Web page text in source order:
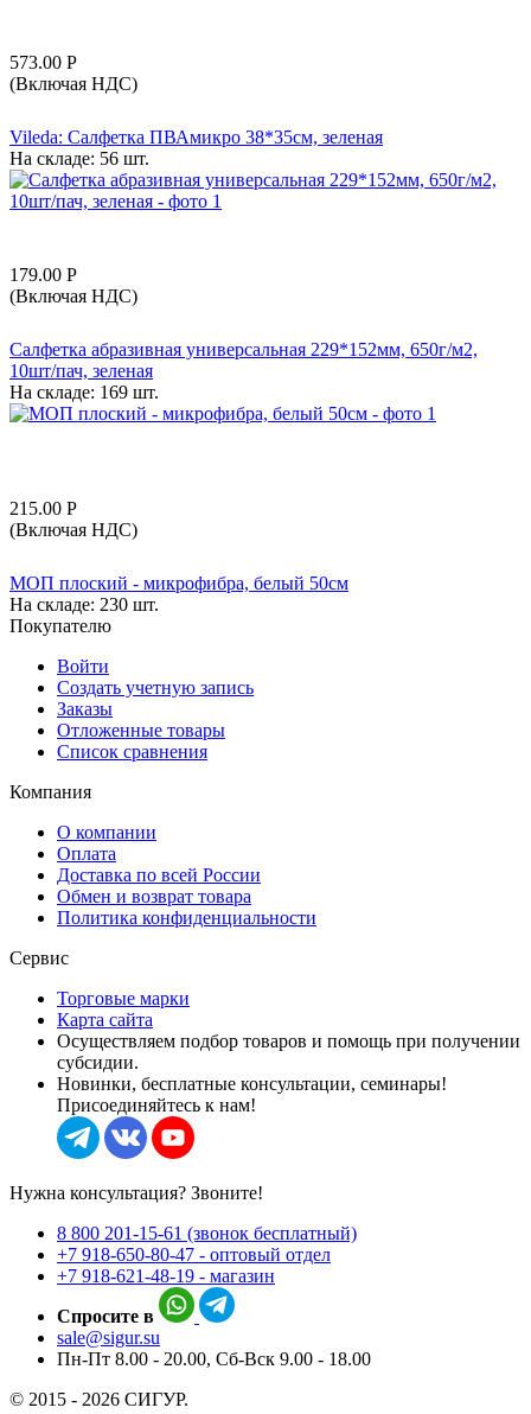
573.00 Р
(Включая НДС)
Vileda: Салфетка ПВАмикро 38*35см, зеленая
На складе: 56 шт.
179.00 Р
(Включая НДС)
Салфетка абразивная универсальная 229*152мм, 650г/м2,
10шт/пач, зеленая
На складе: 169 шт.
215.00 Р
(Включая НДС)
МОП плоский - микрофибра, белый 50см
На складе: 230 шт.
Покупателю
Войти
Создать учетную запись
Заказы
Отложенные товары
Список сравнения
Компания
О компании
Оплата
Доставка по всей России
Обмен и возврат товара
Политика конфиденциальности
Сервис
Торговые марки
Карта сайта
Осуществляем подбор товаров и помощь при получении
субсидии.
Новинки, бесплатные консультации, семинары!
Присоединяйтесь к нам!
Нужна консультация? Звоните!
8 800 201-15-61 (звонок бесплатный)
+7 918-650-80-47 - оптовый отдел
+7 918-621-48-19 - магазин
Спросите в
sale@sigur.su
Пн-Пт 8.00 - 20.00, Сб-Вск 9.00 - 18.00
© 2015 - 2026 СИГУР.